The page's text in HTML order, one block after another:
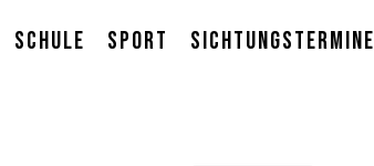
Schule Sport Sichtungstermine